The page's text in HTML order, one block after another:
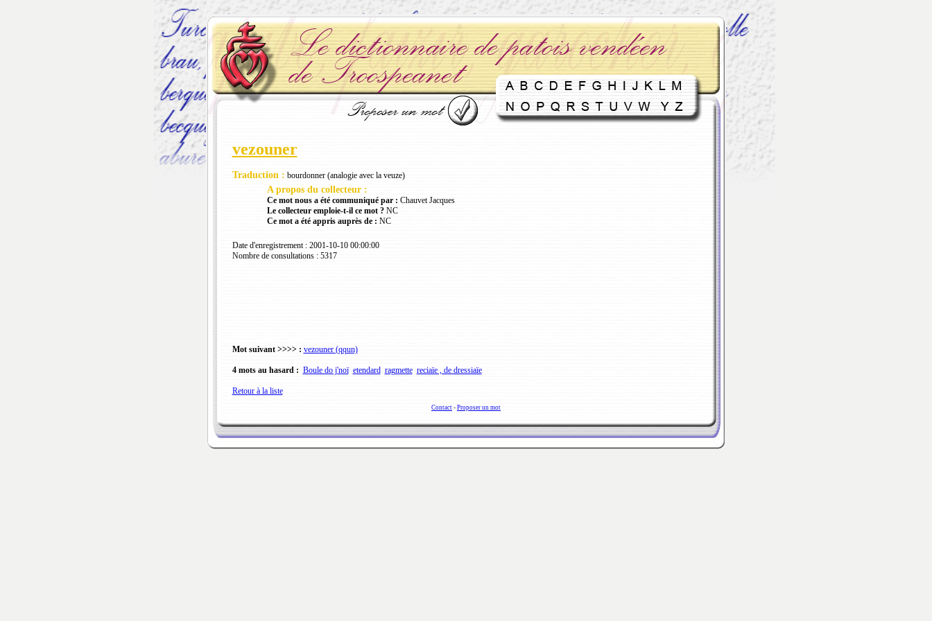
vezouner
Traduction : bourdonner (analogie avec la veuze)
A propos du collecteur :
Ce mot nous a été communiqué par : Chauvet Jacques
Le collecteur emploie-t-il ce mot ?NC
Ce mot a été appris auprès de : NC
Date d'enregistrement : 2001-10-10 00:00:00
Nombre de consultations : 5317
Mot suivant >>>> : vezouner (qqun)
4 mots au hasard : Boule do j'noï etendard ragmette reciaïe , de dressiaïe
Retour à la liste
Contact - Proposer un mot